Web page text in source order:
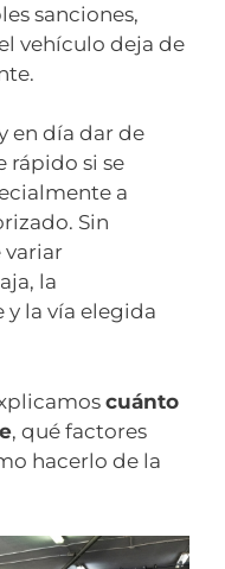
sanciones,
vehículo deja de
en día dar de
rápido si se
a
Sin
la
la vía elegida
cuánto
, qué factores
hacerlo de la